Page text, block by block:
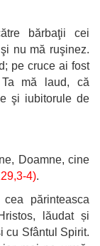
bărbaţii cei
nu mă ruşinez.
pe cruce ai fost
mă laud, că
şi iubitorule de
Doamne, cine
4).
părinteasca
lăudat și
cu Sfântul Spirit.